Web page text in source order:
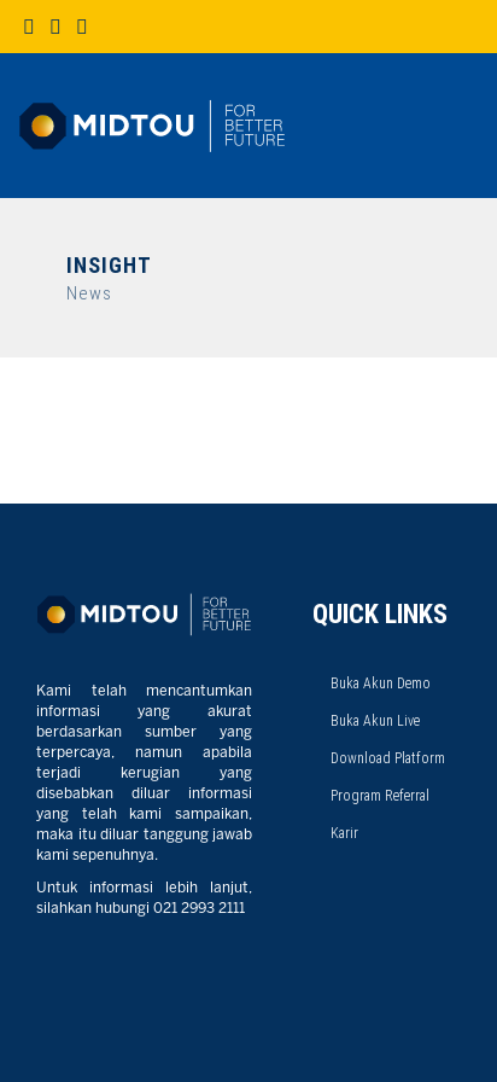
INSIGHT
News
Kami telah mencantumkan
informasi yang akurat
berdasarkan sumber yang
terpercaya, namun apabila
terjadi kerugian yang
disebabkan diluar informasi
yang telah kami sampaikan,
maka itu diluar tanggung jawab
kami sepenuhnya.
Untuk informasi lebih lanjut,
silahkan hubungi 021 2993 2111
QUICK LINKS
Buka Akun Demo
Buka Akun Live
Download Platform
Program Referral
Karir